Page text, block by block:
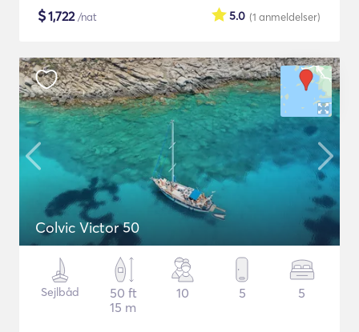
$1,722/nat (1 anmeldelser)
5.0
Colvic Victor 50
Sejlbåd
50 ft
15 m
10 5 5